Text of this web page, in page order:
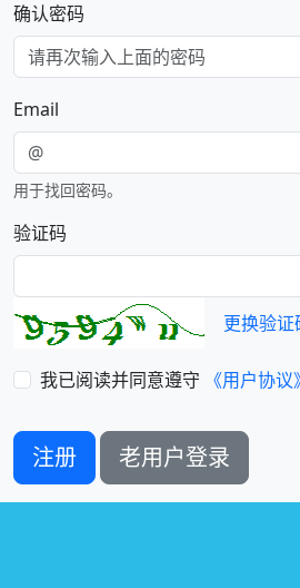
确认密码
Email
用于找回密码。
验证码
更换验证
我已阅读并同意遵守 《用户协议
注册 老用户登录